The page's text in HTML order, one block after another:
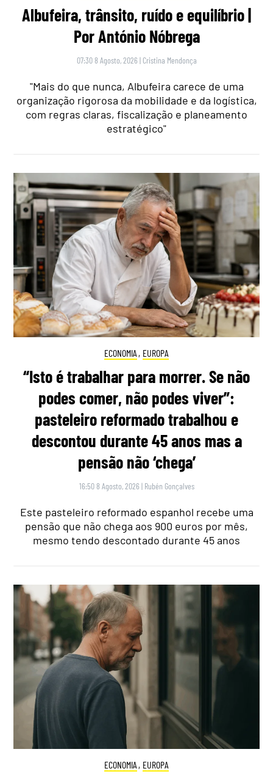
Albufeira, trânsito, ruído e equilíbrio |
Por António Nóbrega
07:30 8 Agosto, 2026 | Cristina Mendonça
"Mais do que nunca, Albufeira carece de uma
organização rigorosa da mobilidade e da logística,
com regras claras, fiscalização e planeamento
estratégico"
ECONOMIA , EUROPA
“Isto é trabalhar para morrer. Se não
podes comer, não podes viver”:
pasteleiro reformado trabalhou e
descontou durante 45 anos mas a
pensão não ‘chega’
16:50 8 Agosto, 2026 | Rubén Gonçalves
Este pasteleiro reformado espanhol recebe uma
pensão que não chega aos 900 euros por mês,
mesmo tendo descontado durante 45 anos
ECONOMIA , EUROPA